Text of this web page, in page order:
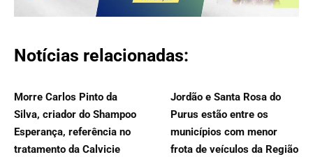
Notícias relacionadas:
Morre Carlos Pinto da
Silva, criador do Shampoo
Esperança, referência no
tratamento da Calvicie
Jordão e Santa Rosa do
Purus estão entre os
municípios com menor
frota de veículos da Região